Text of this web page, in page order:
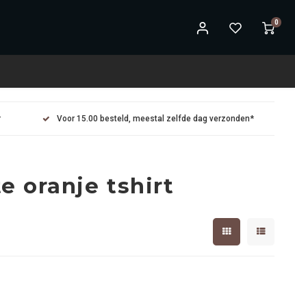
0
Voor 15.00 besteld, meestal zelfde dag verzonden*
oranje tshirt